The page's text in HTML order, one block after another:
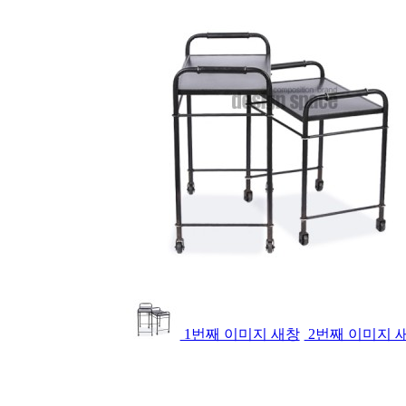
1번째 이미지 새창 2번째 이미지